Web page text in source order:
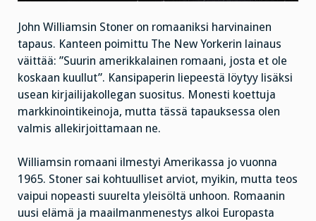
John Williamsin Stoner on romaaniksi harvinainen
tapaus. Kanteen poimittu The New Yorkerin lainaus
väittää: ”Suurin amerikkalainen romaani, josta et ole
koskaan kuullut”. Kansipaperin liepeestä löytyy lisäksi
usean kirjailijakollegan suositus. Monesti koettuja
markkinointikeinoja, mutta tässä tapauksessa olen
valmis allekirjoittamaan ne.
Williamsin romaani ilmestyi Amerikassa jo vuonna
1965. Stoner sai kohtuulliset arviot, myikin, mutta teos
vaipui nopeasti suurelta yleisöltä unhoon. Romaanin
uusi elämä ja maailmanmenestys alkoi Europasta